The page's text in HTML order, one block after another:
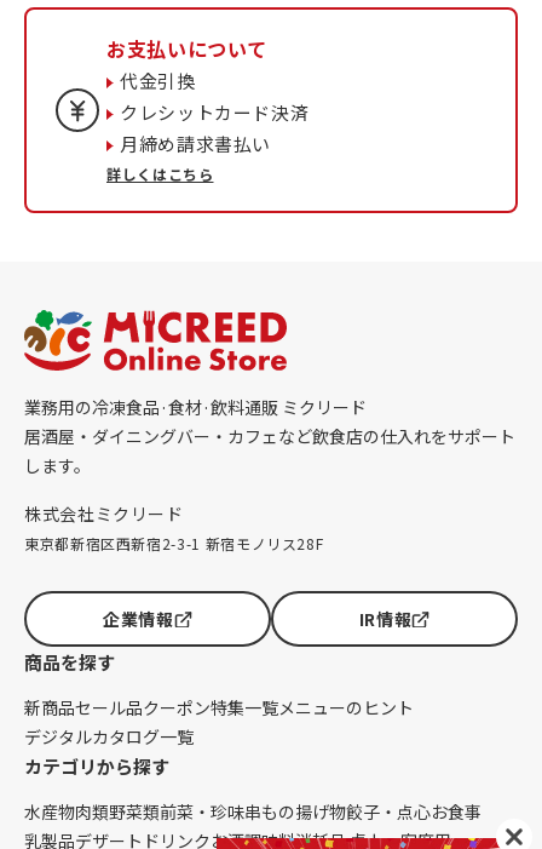
お支払いについて
代金引換
クレシットカード決済
月締め請求書払い
詳しくはこちら
業務用の冷凍食品·食材·飲料通販 ミクリード
居酒屋・ダイニングバー・カフェなど飲食店の仕入れをサポート
します。
株式会社ミクリード
東京都新宿区西新宿2-3-1 新宿モノリス28F
企業情報 IR情報
商品を探す
新商品セール品クーポン特集一覧メニューのヒント
デジタルカタログ一覧
カテゴリから探す
水産物肉類野菜類前菜・珍味串もの揚げ物餃子・点心お食事
乳製品デザート ドリンク お酒調味料消耗品 卓上・客席用